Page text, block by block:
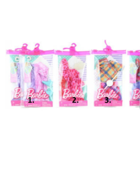
hvězdiček.